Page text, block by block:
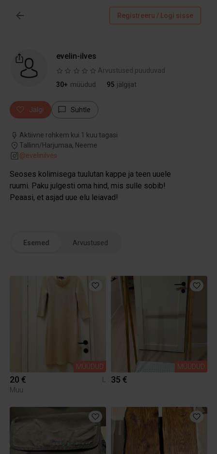
Registreeru / Logi sisse
evelin-ilves
Arvustused puuduvad
30+ müüdud 95 jälgijat
Jälgi Suhtle
Aktiivne rohkem kui 1 kuu tagasi
Tallinn/Harjumaa, Neeme
@evelinilves
Seoses kolimisega tuulutan kappe ja teen uuele
ruumi. Paku julgesti oma hind, mis sulle sobib!
Peaasi, et asjad uue elu leiavad!
Esemed Arvustused
MÜÜDUD
20 €
L
Muu
MÜÜDUD
35 €